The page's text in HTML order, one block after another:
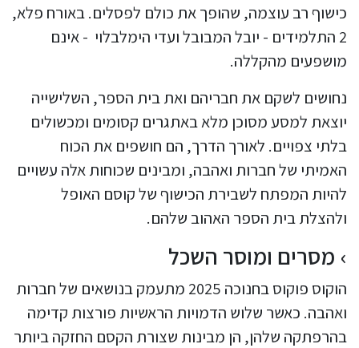
כישוף רב עוצמה, שהופך את כולם לפסלים. באורח פלא,
2 התלמידים - יובל המבובל ועדי הימלבלוי - אינם
מושפעים מהקללה.
נחושים לשקם את חבריהם ואת בית הספר, השלישייה
יוצאת למסע מסוכן מלא באתגרים קסומים ומכשולים
בלתי צפויים. לאורך הדרך, הם חושפים את הכוח
האמיתי של חברות ואהבה, ומבינים שכוחות אלה עשויים
להיות המפתח לשבירת הכישוף של קוסם האופל
ולהצלת בית הספר האהוב שלהם.
מסרים ומוסר השכל
הוקוס פוקוס בחנוכה 2025 מתעמק בנושאים של חברות
ואהבה. כאשר שלוש הדמויות הראשיות פורצות קדימה
בהרפתקה שלהן, הן מבינות שצורת הקסם החזקה ביותר